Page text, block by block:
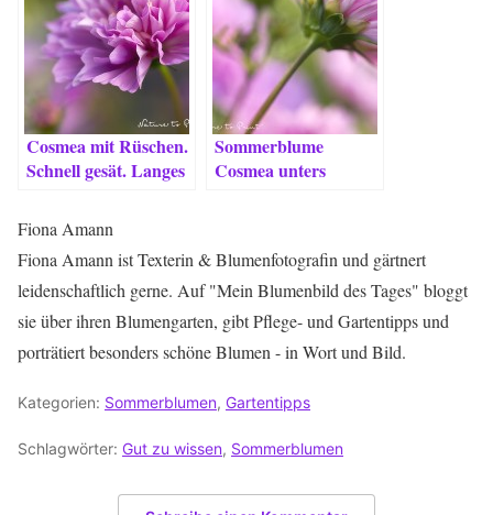
Cosmea mit Rüschen.
Schnell gesät. Langes
Sommerblume
Cosmea unters
Fiona Amann
Fiona Amann ist Texterin & Blumenfotografin und gärtnert
leidenschaftlich gerne. Auf "Mein Blumenbild des Tages" bloggt
sie über ihren Blumengarten, gibt Pflege- und Gartentipps und
porträtiert besonders schöne Blumen - in Wort und Bild.
Kategorien: Sommerblumen, Gartentipps
Schlagwörter: Gut zu wissen, Sommerblumen